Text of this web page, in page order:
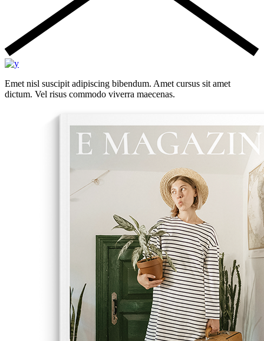
Emet nisl suscipit adipiscing bibendum. Amet cursus sit amet
dictum. Vel risus commodo viverra maecenas.